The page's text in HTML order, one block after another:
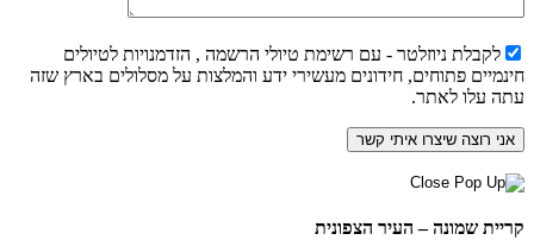
לקבלת ניוזלטר - עם רשימת טיולי הרשמה , הזדמנויות לטיולים
חינמיים פתוחים, חידונים מעשירי ידע והמלצות על מסלולים בארץ שזה
עתה עלו לאתר.
קריית שמונה – העיר הצפונית